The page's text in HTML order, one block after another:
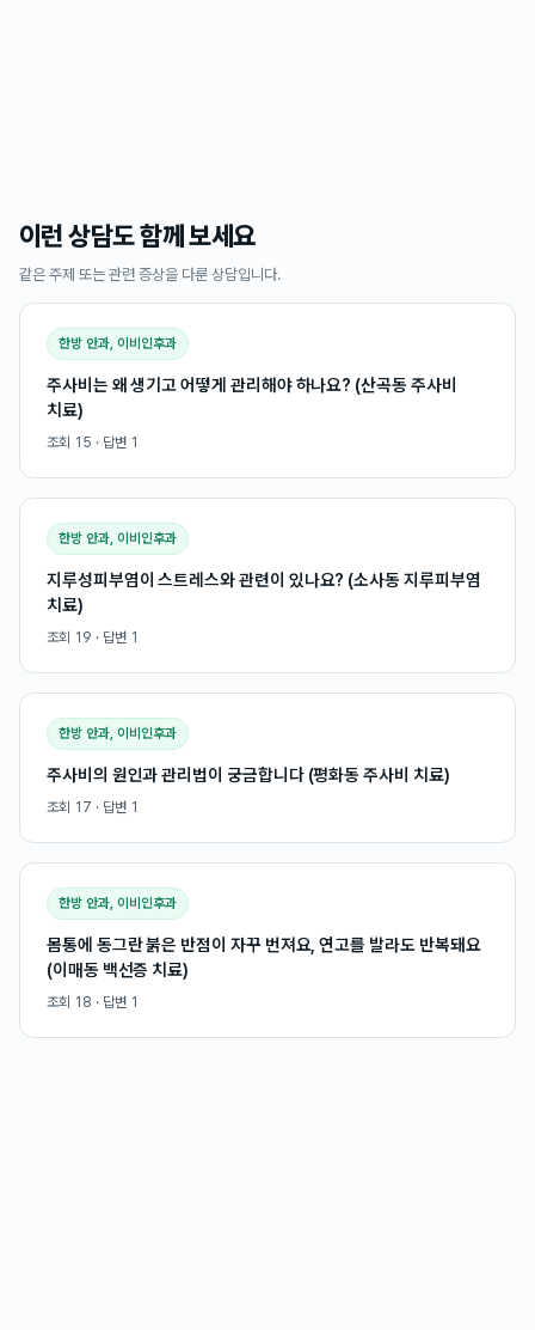
이런 상담도 함께 보세요
같은 주제 또는 관련 증상을 다룬 상담입니다.
한방 안과, 이비인후과
주사비는 왜 생기고 어떻게 관리해야 하나요? (산곡동 주사비
치료)
조회 15 · 답변 1
한방 안과, 이비인후과
지루성피부염이 스트레스와 관련이 있나요? (소사동 지루피부염
치료)
조회 19 · 답변 1
한방 안과, 이비인후과
주사비의 원인과 관리법이 궁금합니다 (평화동 주사비 치료)
조회 17 · 답변 1
한방 안과, 이비인후과
몸통에 동그란 붉은 반점이 자꾸 번져요, 연고를 발라도 반복돼요
(이매동 백선증 치료)
조회 18 · 답변 1